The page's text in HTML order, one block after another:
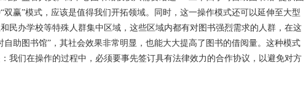
双赢”模式，应该是值得我们开拓领域。同时，这一操作模式还可以延伸至大型
民办学校等特殊人群集中区域，这些区域内都有对图书强烈需求的人群，在这
自助图书馆”，其社会效果非常明显，也能大大提高了图书的借阅量。这种模式
我们在操作的过程中，必须要事先签订具有法律效力的合作协议，以避免对方